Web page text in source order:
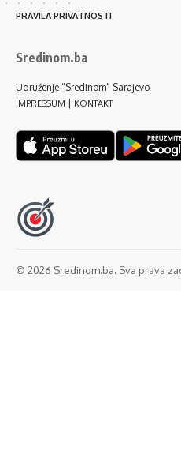
PRAVILA PRIVATNOSTI
Sredinom.ba
Udruženje “Sredinom” Sarajevo
IMPRESSUM | KONTAKT
© 2026 Sredinom.ba. Sva prava